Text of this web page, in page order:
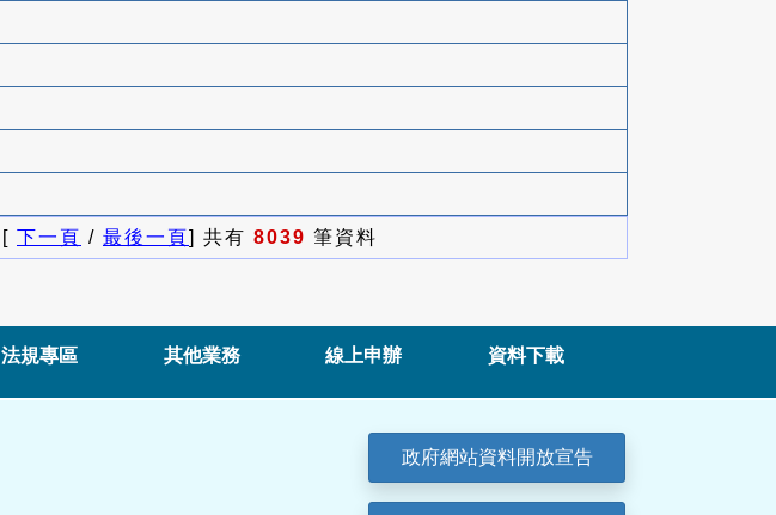
[ 下一頁 / 最後一頁] 共有 8039 筆資料
法規專區 其他業務 線上申辦 資料下載
政府網站資料開放宣告